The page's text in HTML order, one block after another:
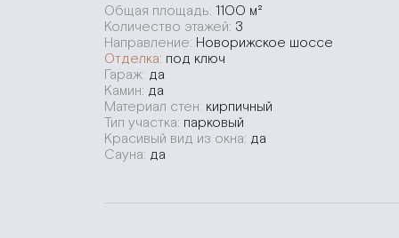
Общая площадь: 1100 м²
Количество этажей: 3
Направление: Новорижское шоссе
Отделка: под ключ
Гараж: да
Камин: да
Материал стен: кирпичный
Тип участка: парковый
Красивый вид из окна: да
Сауна: да